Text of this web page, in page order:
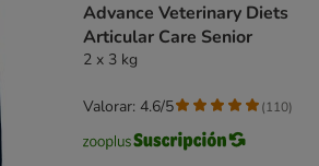
Advance Veterinary Diets
Articular Care Senior
2 x 3 kg
Valorar: 4.6/5 (110)